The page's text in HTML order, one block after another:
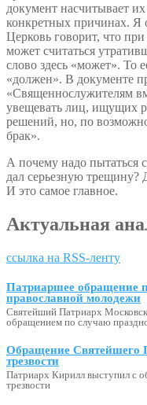
документ насчитывает
конкретных причинах. Я
Церковь говорит, что
может считаться
слово здесь «может». То
«должен». В документе
«Священнослужителям
увещевать лиц, ищущих
решений, но, по
брак».
А почему надо пытаться
дал серьезную трещину?
И это самое главное.
Актуальная
ссылка на RSS-ленту
Патриаршее обращение
православной молодежи
Святейший Патриарх
обращением по случаю
Обращение Святейшего
трезвости
Патриарх Кирилл выступил с
трезвости